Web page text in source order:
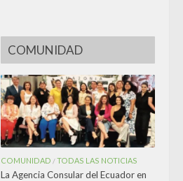
COMUNIDAD
COMUNIDAD /TODAS LAS NOTICIAS
La Agencia Consular del Ecuador en